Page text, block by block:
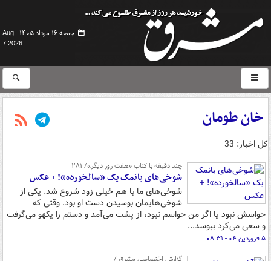
جمعه ۱۶ مرداد ۱۴۰۵ -
Aug
7 2026
خان طومان
کل اخبار: 33
چند دقیقه با کتاب‌ «هفت روز دیگر»/ ۲۸۱
شوخی‌های بانمک یک «سالخورده»! + ‌عکس
شوخی‌های ما با هم خیلی زود شروع شد. یکی از
شوخی‌هایمان بوسیدن دست او بود. وقتی که
حواسش نبود یا اگر من حواسم نبود، از پشت می‌آمد و دستم را یکهو می‌گرفت
و سعی می‌کرد ببوسد...
۵ فروردین ۰۴ - ۰۸:۳۱